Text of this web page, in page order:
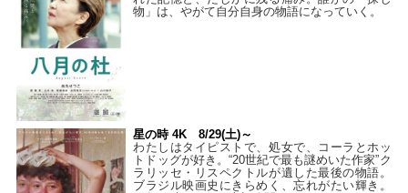
物」は、やがて自分自身の物語になっていく。
星の時 4K 8/29(土)～
わたしはタイピストで、処⼥で、コーラとホッ
トドッグが好き。“20世紀で最も謎めいた作家”ク
ラリッセ・リスペクトルが遺した最後の物語。
ブラジル映画史にきらめく、忘れがたい輝き。